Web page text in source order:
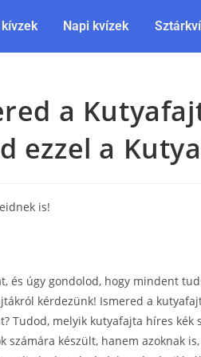
Napi kvízek
a
ezzel a
is!
és úgy gondolod, hogy mindent
kérdezünk! Ismered a
Tudod, melyik kutyafajta híres
számára készült, hanem azoknak